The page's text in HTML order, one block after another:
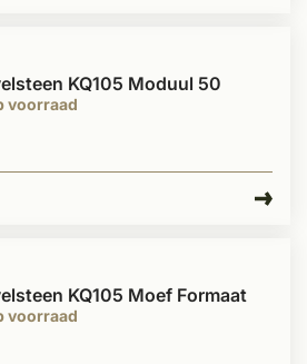
voorraad
KQ105 Moduul 50
voorraad
KQ105 Moef Formaat